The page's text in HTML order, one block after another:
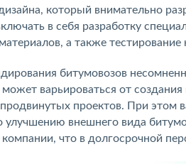
который внимательно
в себя разработку
а также тестирование
битумовозов
варьироваться от
проектов. При этом
улучшению внешнего вида
что в долгосрочной